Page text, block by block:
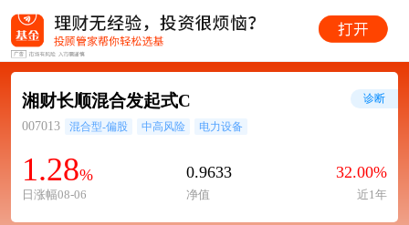
湘财长顺混合发起式C
007013 混合型-偏股 中高风险 电力设备
1.28%
日涨幅08-06
0.9633
净值
32.00%
近1年
诊断